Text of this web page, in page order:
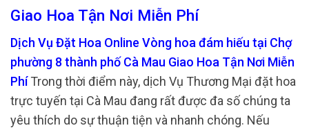
Giao Hoa Tận Nơi Miễn Phí
Dịch Vụ Đặt Hoa Online Vòng hoa đám hiếu tại Chợ
phường 8 thành phố Cà Mau Giao Hoa Tận Nơi Miễn
PhíTrong thời điểm này, dịch Vụ Thương Mại đặt hoa
trực tuyến tại Cà Mau đang rất được đa số chúng ta
yêu thích do sự thuận tiện và nhanh chóng. Nếu